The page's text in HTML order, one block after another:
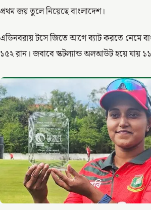
প্রথম জয় তুলে নিয়েছে বাংলাদেশ।
এডিনবরায় টসে জিতে আগে ব্যাট করতে নেমে
১৫২ রান। জবাবে স্কটল্যান্ড অলআউট হয়ে যায়